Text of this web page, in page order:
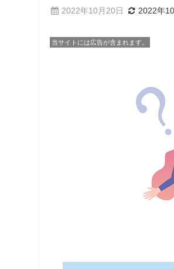
2022年10月20日 2022年
当サイトには広告が含まれます。